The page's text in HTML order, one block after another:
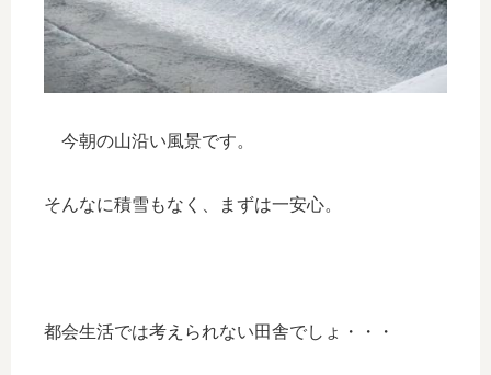
今朝の山沿い風景です。
そんなに積雪もなく、まずは一安心。
都会生活では考えられない田舎でしょ・・・